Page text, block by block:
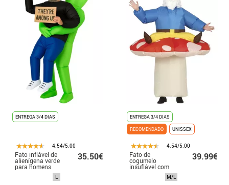
ENTREGA 3/4 DIAS
4.54/5.00
Fato inflável de
alienígena verde
para homens
35.50€
L
ENTREGA 3/4 DIAS
RECOMENDADO
UNISSEX
4.54/5.00
Fato de
cogumelo
insuflável com
anão para adulto
39.99€
M/L